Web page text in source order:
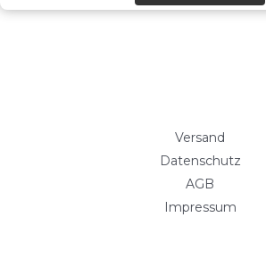
Versand
Datenschutz
AGB
Impressum